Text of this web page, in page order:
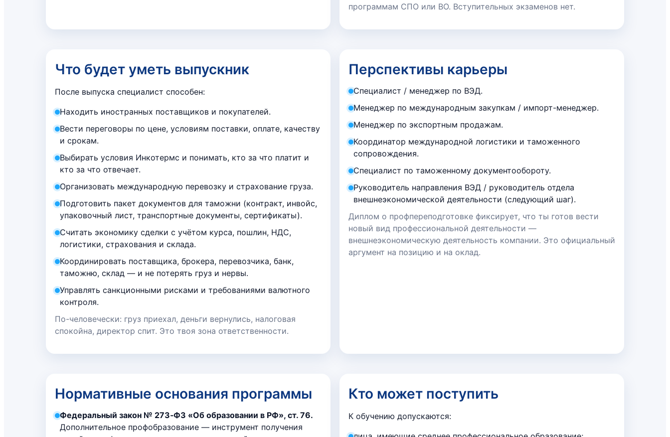
программам СПО или ВО. Вступительных экзаменов нет.
Что будет уметь выпускник
После выпуска специалист способен:
Находить иностранных поставщиков и покупателей.
Вести переговоры по цене, условиям поставки, оплате, качеству
и срокам.
Выбирать условия Инкотермс и понимать, кто за что платит и
кто за что отвечает.
Организовать международную перевозку и страхование груза.
Подготовить пакет документов для таможни (контракт, инвойс,
упаковочный лист, транспортные документы, сертификаты).
Считать экономику сделки с учётом курса, пошлин, НДС,
логистики, страхования и склада.
Координировать поставщика, брокера, перевозчика, банк,
таможню, склад — и не потерять груз и нервы.
Управлять санкционными рисками и требованиями валютного
контроля.
По-человечески: груз приехал, деньги вернулись, налоговая
спокойна, директор спит. Это твоя зона ответственности.
Перспективы карьеры
Специалист / менеджер по ВЭД.
Менеджер по международным закупкам / импорт-менеджер.
Менеджер по экспортным продажам.
Координатор международной логистики и таможенного
сопровождения.
Специалист по таможенному документообороту.
Руководитель направления ВЭД / руководитель отдела
внешнеэкономической деятельности (следующий шаг).
Диплом о профпереподготовке фиксирует, что ты готов вести
новый вид профессиональной деятельности —
внешнеэкономическую деятельность компании. Это официальный
аргумент на позицию и на оклад.
Нормативные основания программы
Федеральный закон № 273‑ФЗ «Об образовании в РФ», ст. 76.
Дополнительное профобразование — инструмент получения
Кто может поступить
К обучению допускаются: